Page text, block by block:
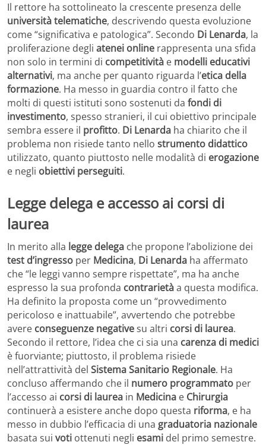
Il rettore ha sottolineato la crescente presenza delle
università telematiche, descrivendo questa evoluzione
come “significativa e patologica”. Secondo Di Lenarda, la
proliferazione degli atenei online rappresenta una sfida
non solo in termini di competitività e modelli educativi
alternativi, ma anche per quanto riguarda l’etica della
formazione. Ha messo in guardia contro il fatto che
molti di questi istituti sono sostenuti da fondi di
investimento, spesso stranieri, il cui obiettivo principale
sembra essere il profitto. Di Lenarda ha chiarito che il
problema non risiede tanto nello strumento didattico
utilizzato, quanto piuttosto nelle modalità di erogazione
e negli obiettivi perseguiti.
Legge delega e accesso ai corsi di
laurea
In merito alla legge delega che propone l’abolizione dei
test d’ingresso per Medicina, Di Lenarda ha affermato
che “le leggi vanno sempre rispettate”, ma ha anche
espresso la sua profonda contrarietàa questa modifica.
Ha definito la proposta come un “provvedimento
pericoloso e inattuabile”, avvertendo che potrebbe
avere conseguenze negativesu altri corsi di laurea.
Secondo il rettore, l’idea che ci sia una carenza di medici
è fuorviante; piuttosto, il problema risiede
nell’attrattività del Sistema Sanitario Regionale. Ha
concluso affermando che il numero programmato per
l’accesso ai corsi di laurea in Medicina e Chirurgia
continuerà a esistere anche dopo questa riforma, e ha
messo in dubbio l’efficacia di una graduatoria nazionale
basata sui voti ottenuti negli esami del primo semestre.